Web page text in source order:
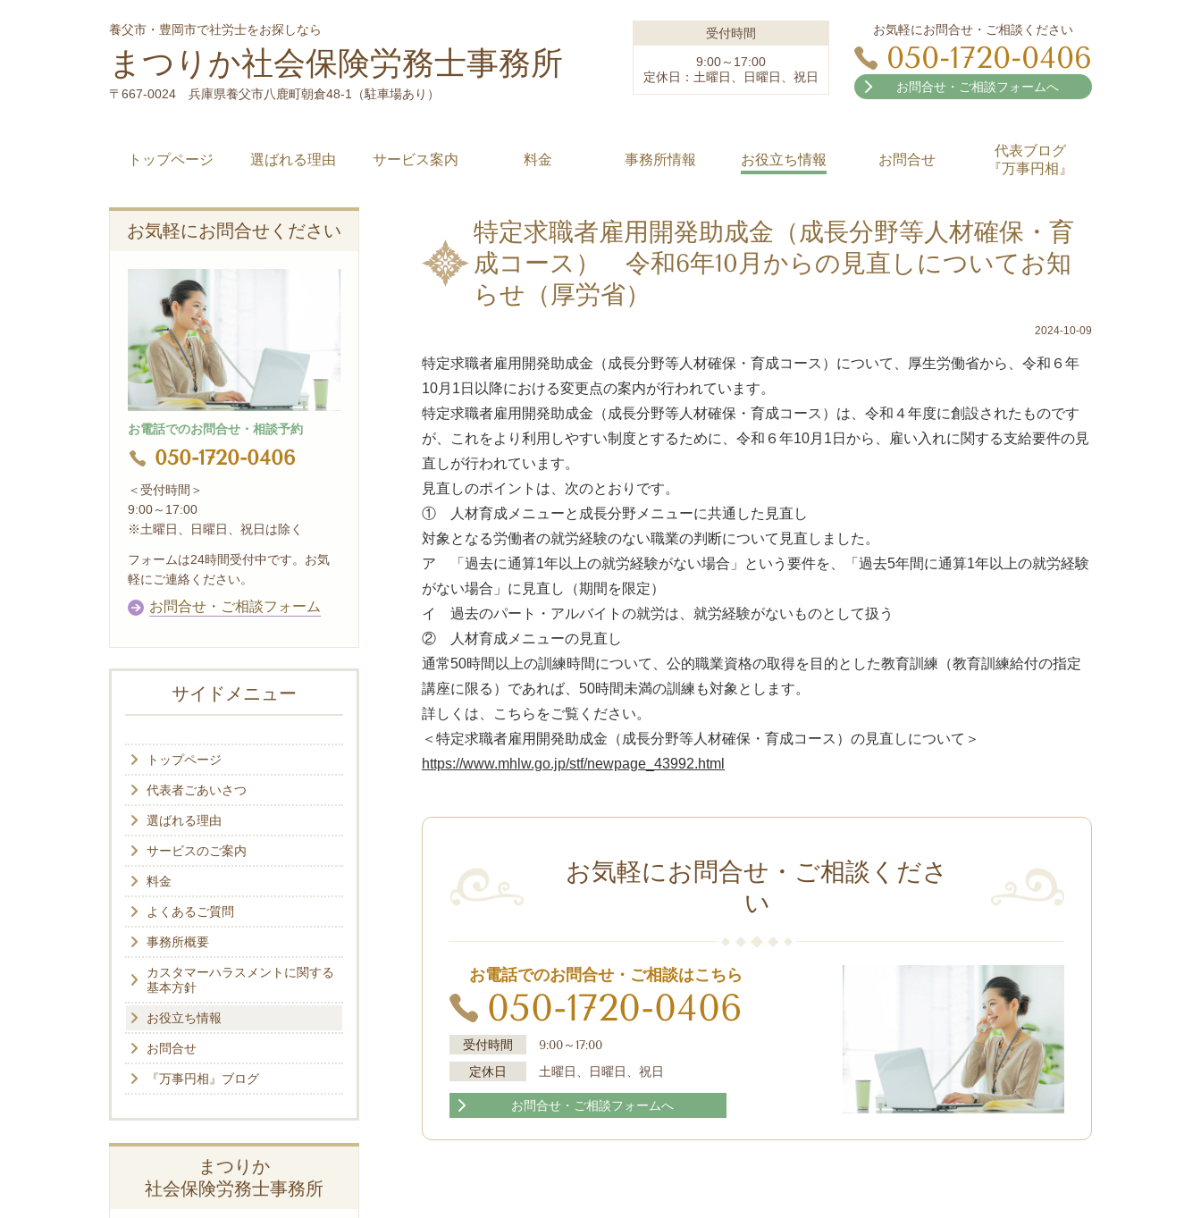
養父市・豊岡市で社労士をお探しなら
まつりか社会保険労務士事務所
〒667-0024 兵庫県養父市八鹿町朝倉48-1（駐車場あり）
受付時間
9:00～17:00
定休日：土曜日、日曜日、祝日
お気軽にお問合せ・ご相談ください
050-1720-0406
お問合せ・ご相談フォームへ
トップページ 選ばれる理由 サービス案内 料金 事務所情報 お役立ち情報 お問合せ
代表ブログ
『万事円相』
特定求職者雇用開発助成金（成長分野等人材確保・育
成コース） 令和6年10月からの見直しについてお知
らせ（厚労省）
2024-10-09
特定求職者雇用開発助成金（成長分野等人材確保・育成コース）について、厚生労働省から、令和６年
10月1日以降における変更点の案内が行われています。
特定求職者雇用開発助成金（成長分野等人材確保・育成コース）は、令和４年度に創設されたものです
が、これをより利用しやすい制度とするために、令和６年10月1日から、雇い入れに関する支給要件の見
直しが行われています。
見直しのポイントは、次のとおりです。
① 人材育成メニューと成長分野メニューに共通した見直し
対象となる労働者の就労経験のない職業の判断について見直しました。
ア 「過去に通算1年以上の就労経験がない場合」という要件を、「過去5年間に通算1年以上の就労経験
がない場合」に見直し（期間を限定）
イ 過去のパート・アルバイトの就労は、就労経験がないものとして扱う
② 人材育成メニューの見直し
通常50時間以上の訓練時間について、公的職業資格の取得を目的とした教育訓練（教育訓練給付の指定
講座に限る）であれば、50時間未満の訓練も対象とします。
詳しくは、こちらをご覧ください。
＜特定求職者雇用開発助成金（成長分野等人材確保・育成コース）の見直しについて＞
https://www.mhlw.go.jp/stf/newpage_43992.html
お気軽にお問合せ・ご相談くださ
い
お電話でのお問合せ・ご相談はこちら
050-1720-0406
受付時間
9:00～17:00
定休日
土曜日、日曜日、祝日
お問合せ・ご相談フォームへ
お気軽にお問合せください
お電話でのお問合せ・相談予約
050-1720-0406
＜受付時間＞
9:00～17:00
※土曜日、日曜日、祝日は除く
フォームは24時間受付中です。お気
軽にご連絡ください。
お問合せ・ご相談フォーム
サイドメニュー
トップページ
代表者ごあいさつ
選ばれる理由
サービスのご案内
料金
よくあるご質問
事務所概要
カスタマーハラスメントに関する
基本方針
お役立ち情報
お問合せ
『万事円相』ブログ
まつりか
社会保険労務士事務所